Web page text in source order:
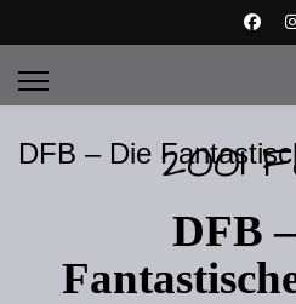
DFB – Die 2001
DFB